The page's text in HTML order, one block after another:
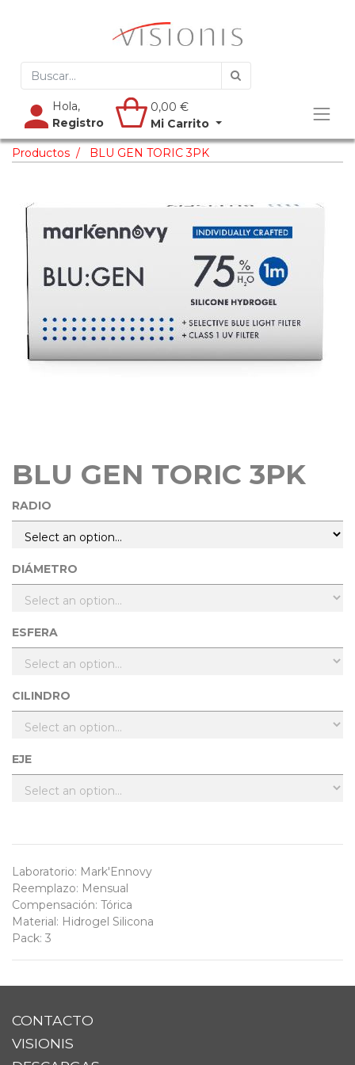
Hola,
Registro
0,00 €
Mi Carrito
Productos BLU GEN TORIC 3PK
BLU GEN TORIC 3PK
RADIO
DIÁMETRO
ESFERA
CILINDRO
EJE
Laboratorio: Mark'Ennovy
Reemplazo: Mensual
Compensación: Tórica
Material : Hidrogel Silicona
Pack: 3
CONTACTO
VISIONIS